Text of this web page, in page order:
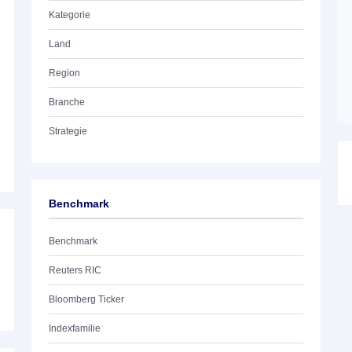
Kategorie
Land
Region
Branche
Strategie
Benchmark
Benchmark
Reuters RIC
Bloomberg Ticker
Indexfamilie